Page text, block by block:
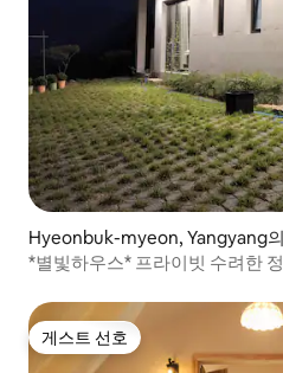
Hyeonbuk-myeon, Yangyang
*별빛하우스* 프라이빗 수려한 정원, 숲 침실에서
게스트 선호
게스트 선호